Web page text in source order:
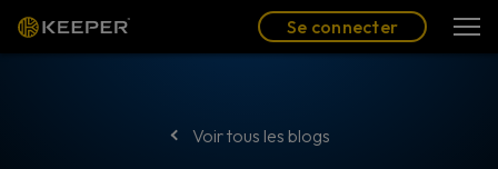
(FR)
Se connecter
Voir tous les blogs